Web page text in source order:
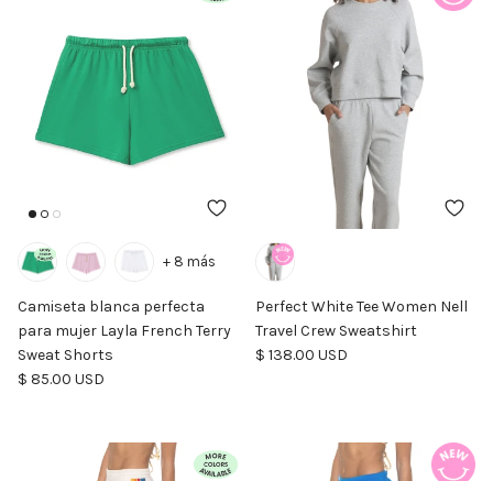
Camiseta blanca perfecta
para mujer Layla French Terry
Sweat Shorts
Precio normal
$ 85.00 USD
+ 8 más
Perfect White Tee Women Nell
Travel Crew Sweatshirt
Precio normal
$ 138.00 USD